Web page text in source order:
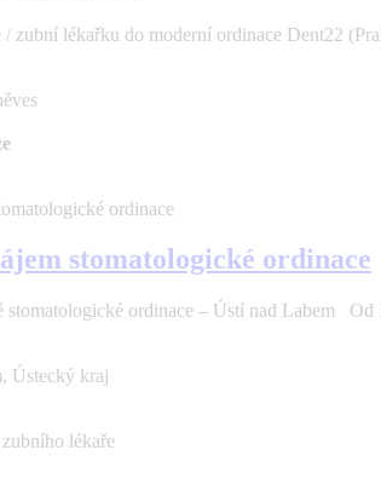
zubní lékařku do moderní ordinace Dent22
stomatologické ordinace
stomatologické ordinace – Ústí nad Labem
Ústecký kraj